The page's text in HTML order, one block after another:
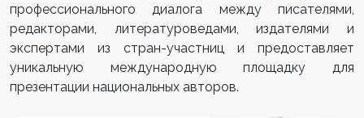
профессионального диалога между писателями,
редакторами, литературоведами, издателями и
экспертами из стран-участниц и предоставляет
уникальную международную площадку для
презентации национальных авторов.